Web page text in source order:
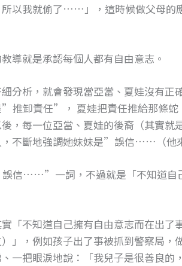
以我就偷了……」，這時候做父母的
導就是承認每個人都有自由意志。
分析，就會發現當亞當、夏娃沒有
推卸責任”， 夏娃把責任推給那條蛇
，每一位亞當、夏娃的後裔（其實
，不斷地強調她妹妹是”誤信……（他
信……”一詞，不過就是「不知道自
「不知道自己擁有自由意志而在出
）」，例如孩子出了事被抓到警察局
一把眼淚地說：「我兒子是很善良